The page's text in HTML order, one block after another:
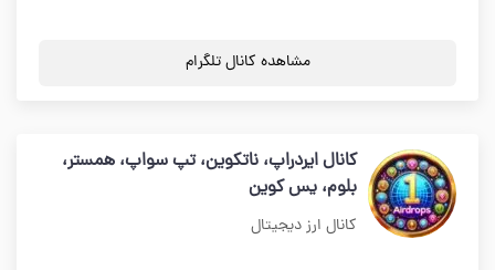
مشاهده کانال تلگرام
کانال ایردراپ، ناتکوین، تپ سواپ، همستر،
بلوم، یس کوین
کانال ارز دیجیتال